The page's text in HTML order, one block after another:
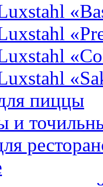
пиццы
и